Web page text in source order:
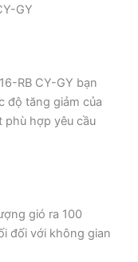
GY
RB CY-GY bạn
độ tăng giảm của
phù hợp yêu cầu
gió ra 100
đối với không gian